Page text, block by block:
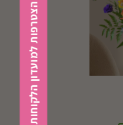
הצטרפות למועדון הלקוחות